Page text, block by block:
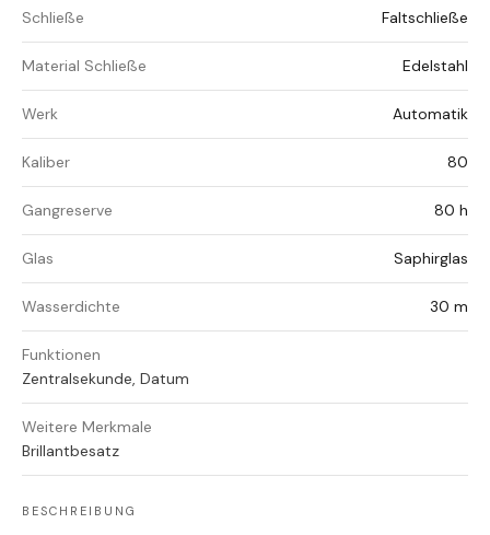
Schließe Faltschließe
Material Schließe Edelstahl
Werk Automatik
Kaliber 80
Gangreserve 80 h
Glas Saphirglas
Wasserdichte 30 m
Funktionen
Zentralsekunde, Datum
Weitere Merkmale
Brillantbesatz
BESCHREIBUNG